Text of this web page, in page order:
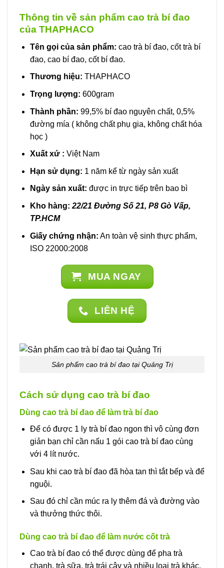
Thông tin về sản phẩm cao trà bí đao
của THAPHACO
Tên gọi của sản phẩm: cao trà bí đao, cốt trà bí
đao, cao bí đao, cốt bí đao.
Thương hiệu: THAPHACO
Trọng lượng: 600gram
Thành phần: 99,5% bí đao nguyên chất, 0,5%
đường mía ( không chất phụ gia, không chất hóa
học )
Xuất xứ : Việt Nam
Hạn sử dụng: 1 năm kể từ ngày sản xuất
Ngày sản xuất: được in trực tiếp trên bao bì
Kho hàng: 22/21 Đường Số 21, P8 Gò Vấp,
TP.HCM
Giấy chứng nhận: An toàn vệ sinh thực phẩm,
ISO 22000:2008
MUA NGAY
LIÊN HỆ
Sản phẩm cao trà bí đao tại Quảng Trị
Cách sử dụng cao trà bí đao
Dùng cao trà bí đao để làm trà bí đao
Để có được 1 ly trà bí đao ngon thì vô cùng đơn
giản bạn chỉ cần nấu 1 gói cao trà bí đao cùng
với 4 lít nước.
Sau khi cao trà bí đao đã hòa tan thì tắt bếp và để
nguội.
Sau đó chỉ cần múc ra ly thêm đá và đường vào
và thưởng thức thôi.
Dùng cao trà bí đao để làm nước cốt trà
Cao trà bí đao có thể được dùng để pha trà
chanh, trà sữa, trà trái cây và nhiều loại trà khác.